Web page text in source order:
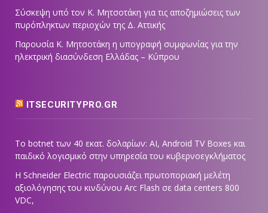
Σύσκεψη υπό τον Κ. Μητσοτάκη για τις αποζημιώσεις των
πυρόπληκτων περιοχών της Δ. Αττικής
Παρουσία Κ. Μητσοτάκη η υπογραφή συμφωνίας για την
ηλεκτρική διασύνδεση Ελλάδας – Κύπρου
ITSECURITYPRO.GR
Το botnet των 40 εκατ. δολαρίων: AI, Android TV Boxes και
παιδικό λογισμικό στην υπηρεσία του κυβερνοεγκλήματος
Η Schneider Electric παρουσιάζει πρωτοποριακή μελέτη
αξιολόγησης του κινδύνου Arc Flash σε data centers 800
VDC,